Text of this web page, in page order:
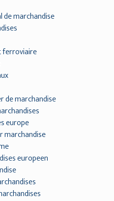
marchandise
ferroviaire
de marchandise
europe
europeen